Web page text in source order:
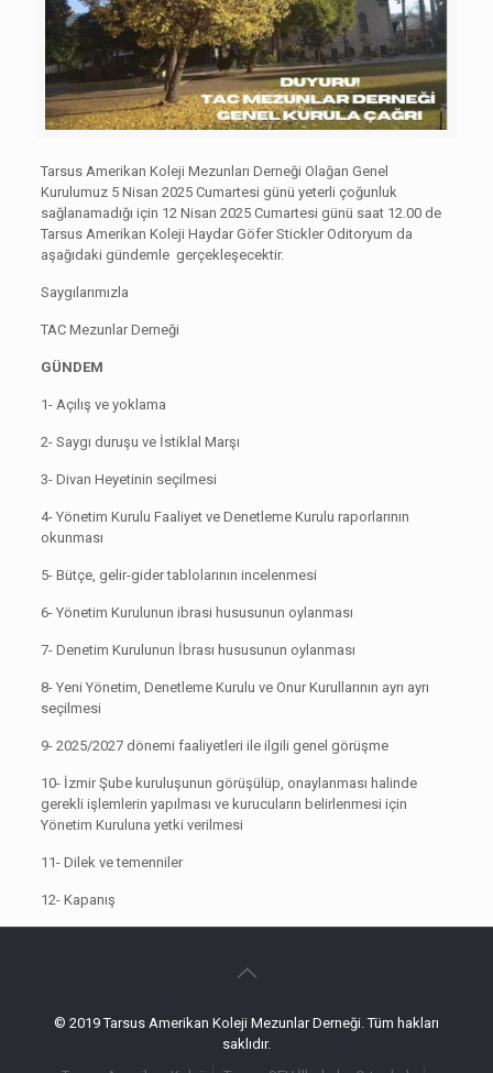
Tarsus Amerikan Koleji Mezunları Derneği Olağan Genel
Kurulumuz 5 Nisan 2025 Cumartesi günü yeterli çoğunluk
sağlanamadığı için 12 Nisan 2025 Cumartesi günü saat 12.00 de
Tarsus Amerikan Koleji Haydar Göfer Stickler Oditoryum da
aşağıdaki gündemle gerçekleşecektir.
Saygılarımızla
TAC Mezunlar Derneği
GÜNDEM
1- Açılış ve yoklama
2- Saygı duruşu ve İstiklal Marşı
3- Divan Heyetinin seçilmesi
4- Yönetim Kurulu Faaliyet ve Denetleme Kurulu raporlarının
okunması
5- Bütçe, gelir-gider tablolarının incelenmesi
6- Yönetim Kurulunun ibrasi hususunun oylanması
7- Denetim Kurulunun İbrası hususunun oylanması
8- Yeni Yönetim, Denetleme Kurulu ve Onur Kurullarının ayrı ayrı
seçilmesi
9- 2025/2027 dönemi faaliyetleri ile ilgili genel görüşme
10- İzmir Şube kuruluşunun görüşülüp, onaylanması halinde
gerekli işlemlerin yapılması ve kurucuların belirlenmesi için
Yönetim Kuruluna yetki verilmesi
11- Dilek ve temenniler
12- Kapanış
© 2019 Tarsus Amerikan Koleji Mezunlar Derneği. Tüm hakları
saklıdır.